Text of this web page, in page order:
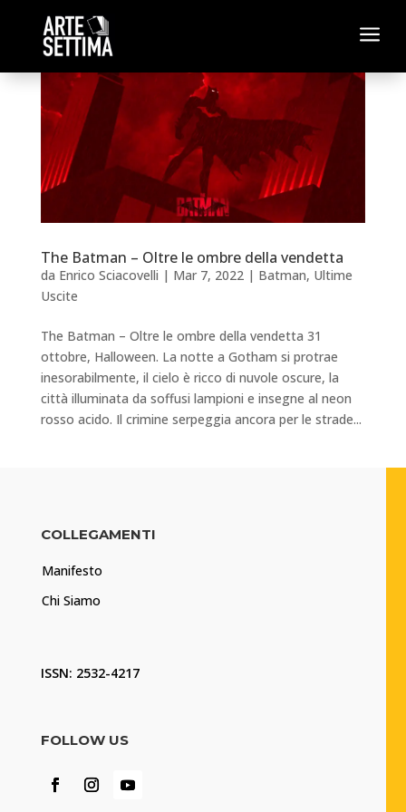
a
The Batman – Oltre le ombre della vendetta
da Enrico Sciacovelli | Mar 7, 2022| Batman, Ultime
Uscite
The Batman – Oltre le ombre della vendetta 31
ottobre, Halloween. La notte a Gotham si protrae
inesorabilmente, il cielo è ricco di nuvole oscure, la
città illuminata da soffusi lampioni e insegne al neon
rosso acido. Il crimine serpeggia ancora per le strade...
COLLEGAMENTI
Manifesto
Chi Siamo
ISSN: 2532-4217
FOLLOW US